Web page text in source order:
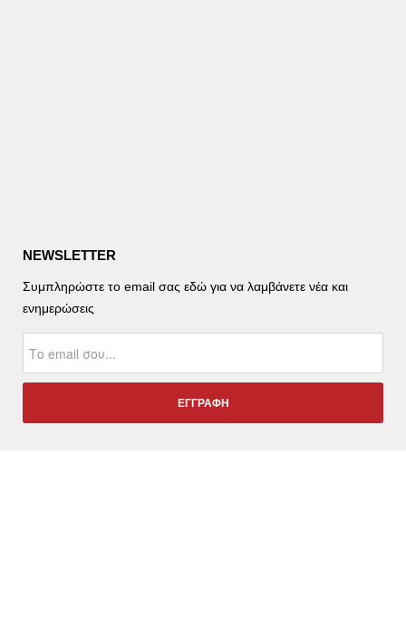
NEWSLETTER
Συμπληρώστε το email σας εδώ για να λαμβάνετε νέα και
ενημερώσεις